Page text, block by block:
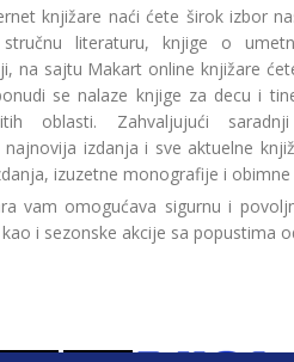
knjižare naći ćete širok izbor
literaturu, knjige o
na sajtu Makart online knjižare
se nalaze knjige za decu i
oblasti. Zahvaljujući
izdanja i sve aktuelne
izuzetne monografije i obimne
vam omogućava sigurnu i
i sezonske akcije sa popustima